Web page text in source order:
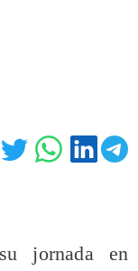
jornada en